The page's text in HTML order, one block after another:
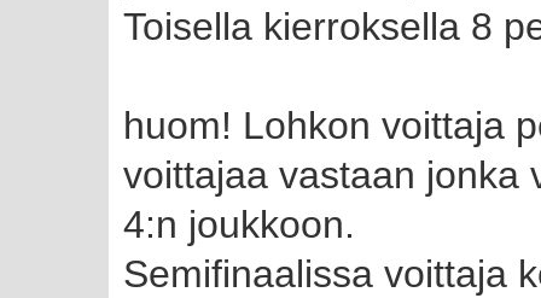
Toisella kierroksella 8
huom! Lohkon voittaja
voittajaa vastaan jonka
4:n joukkoon.
Semifinaalissa voittaja